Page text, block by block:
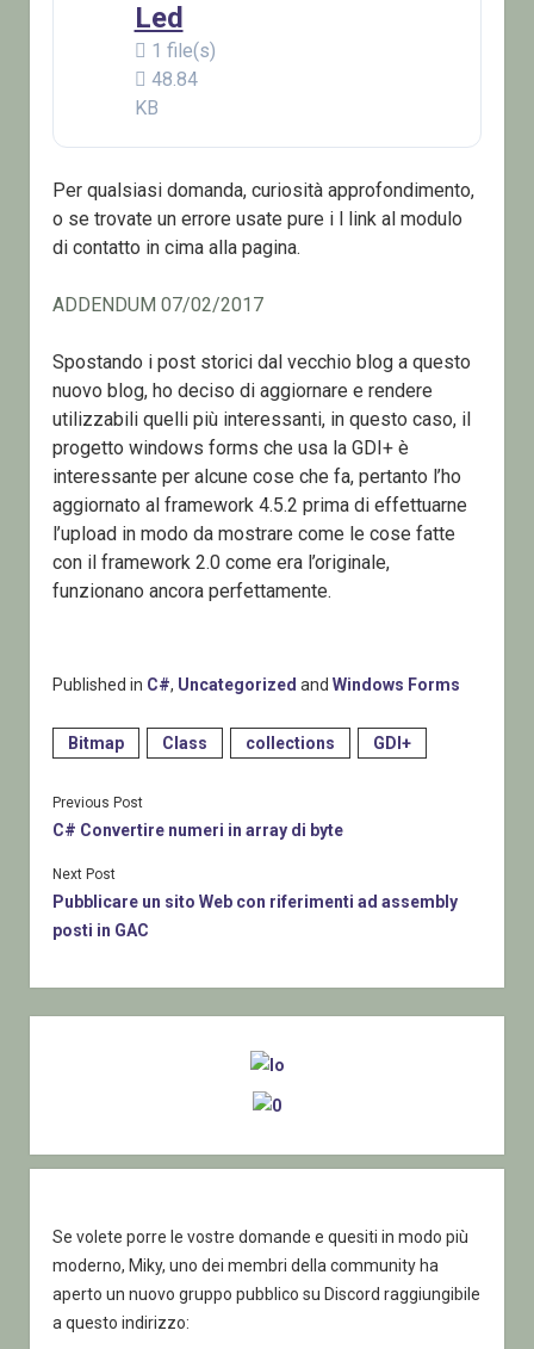
Led
1 file(s)
48.84
KB
Per qualsiasi domanda, curiosità approfondimento,
o se trovate un errore usate pure i l link al modulo
di contatto in cima alla pagina.
ADDENDUM 07/02/2017
Spostando i post storici dal vecchio blog a questo
nuovo blog, ho deciso di aggiornare e rendere
utilizzabili quelli più interessanti, in questo caso, il
progetto windows forms che usa la GDI+ è
interessante per alcune cose che fa, pertanto l’ho
aggiornato al framework 4.5.2 prima di effettuarne
l’upload in modo da mostrare come le cose fatte
con il framework 2.0 come era l’originale,
funzionano ancora perfettamente.
Published in C#, Uncategorized and Windows Forms
Bitmap Class collections GDI+
Previous Post
C# Convertire numeri in array di byte
Next Post
Pubblicare un sito Web con riferimenti ad assembly
posti in GAC
Se volete porre le vostre domande e quesiti in modo più
moderno, Miky, uno dei membri della community ha
aperto un nuovo gruppo pubblico su Discord raggiungibile
a questo indirizzo: